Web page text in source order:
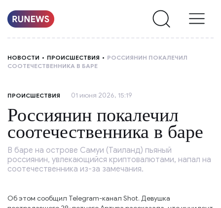
О
НАС
НОВОСТИ ПРОИСШЕСТВИЯ
РОССИЯНИН ПОКАЛЕЧИЛ
СООТЕЧЕСТВЕННИКА В БАРЕ
ПРОИСШЕСТВИЯ 01 июня 2026, 15:19
Россиянин покалечил
соотечественника в баре
В баре на острове Самуи (Таиланд) пьяный
россиянин, увлекающийся криптовалютами, напал на
соотечественника из-за замечания.
Об этом сообщил Telegram-канал Shot. Девушка